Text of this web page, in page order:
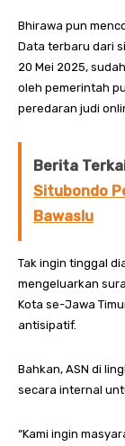
Bhirawa pun
Data terbaru dari
20 Mei 2025,
oleh pemerintah
peredaran judi
Berita
Situbondo
Bawaslu
Tak ingin tinggal
mengeluarkan
Kota se-Jawa
antisipatif.
Bahkan, ASN di
secara internal
“Kami ingin